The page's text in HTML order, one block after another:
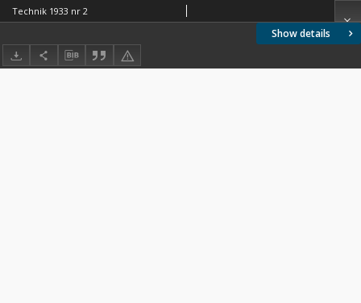
Show details
Technik 1933 nr 2